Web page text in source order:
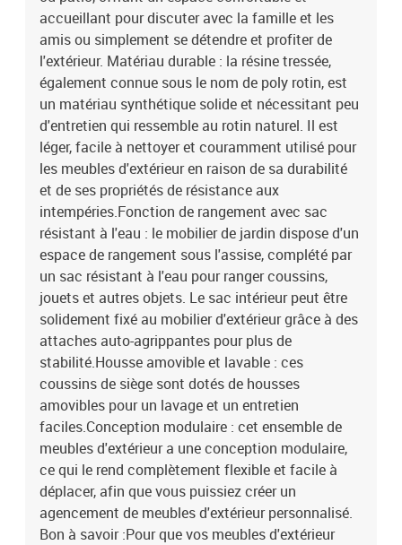
55 x 55 cm (l x P)Hauteur du siège à partir du sol : 37 cmHauteur
des accoudoirs à partir du sol : 55 cmCoussin :Couleur : blanc
crèmeMatériau de la couverture : tissu (100 % polyester)Matériau
de remplissage du coussin de siège : mousseMatériau de
remplissage du coussin de dossier : fibre de cotonDimensions du
coussin de siège : 55 x 55 x 3 cm (l x P x é)Dimensions du coussin
de dossier : 55 x 45 x 13 cm (L x l x é)La livraison contient :2 x
siège d'angle avec accoudoir en rotin comprenant une fonction de
rangement avec un sac résistant à l'eau5 x siège central incluant
une fonction de rangement avec un sac résistant à l'eau2 x siège
d'angle avec accoudoir en acacia comprenant une fonction de
rangement avec un sac résistant à l'eau11 x coussin de dossier9 x
coussin d'assise avec housse amovible et lavable
accueillant pour discuter avec la famille et les
amis ou simplement se détendre et profiter de
l'extérieur. Matériau durable : la résine tressée,
également connue sous le nom de poly rotin, est
un matériau synthétique solide et nécessitant peu
d'entretien qui ressemble au rotin naturel. Il est
léger, facile à nettoyer et couramment utilisé pour
les meubles d'extérieur en raison de sa durabilité
et de ses propriétés de résistance aux
intempéries.Fonction de rangement avec sac
résistant à l'eau : le mobilier de jardin dispose d'un
espace de rangement sous l'assise, complété par
un sac résistant à l'eau pour ranger coussins,
jouets et autres objets. Le sac intérieur peut être
solidement fixé au mobilier d'extérieur grâce à des
attaches auto-agrippantes pour plus de
stabilité.Housse amovible et lavable : ces
coussins de siège sont dotés de housses
amovibles pour un lavage et un entretien
faciles.Conception modulaire : cet ensemble de
meubles d'extérieur a une conception modulaire,
ce qui le rend complètement flexible et facile à
déplacer, afin que vous puissiez créer un
agencement de meubles d'extérieur personnalisé.
Bon à savoir :Pour que vos meubles d'extérieur